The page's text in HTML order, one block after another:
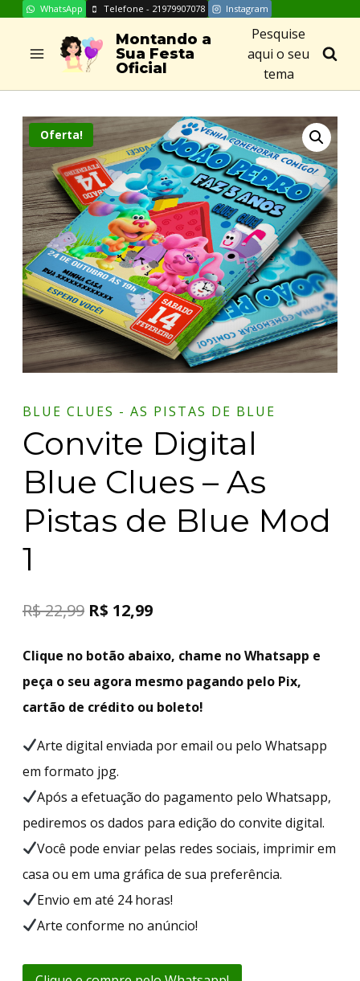
Skip
content
WhatsApp Telefone - 21979907078 Instagram
Montando a
Sua Festa
Oficial
Pesquise
aqui o seu
tema
Oferta!
BLUE CLUES - AS PISTAS DE BLUE
Convite Digital
Blue Clues – As
Pistas de Blue Mod
1
R$22,99 R$ 12,99
Clique no botão abaixo, chame no Whatsapp e
peça o seu agora mesmo pagando pelo Pix,
cartão de crédito ou boleto!
Arte digital enviada por email ou pelo Whatsapp
em formato jpg.
Após a efetuação do pagamento pelo Whatsapp,
pediremos os dados para edição do convite digital.
Você pode enviar pelas redes sociais, imprimir em
casa ou em uma gráfica de sua preferência.
Envio em até 24 horas!
Arte conforme no anúncio!